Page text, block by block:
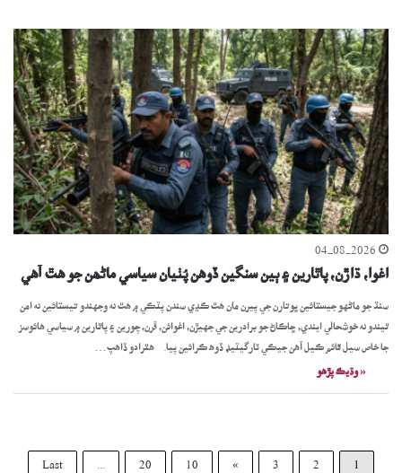
04-08-2026
اغوا، ڌاڙن، پاٿارين ۽ ٻين سنگين ڏوھن پُٺيان سياسي ماڻھن جو ھٿ آھي
سنڌ جو ماڻهو جيستائين ڀوتارن جي پيرن مان هٿ ڪڍي سندن پٽڪي ۾ هٿ نه وجهندو تيستائين نه امن
ٿيندو نه خوشحالي ايندي، ڇاڪاڻ جو برادرين جي جهيڙن، اغوائن، ڦرن، چورين ۽ پاٿارين ۾ سياسي هائوسز
جا خاص سيل قائم ڪيل آهن جيڪي ٽارگيٽيڊ ڏوھ ڪرائين پيا. ھٿرادو ڏاھپ…
« وڌيڪ پڙھو
1
2
3
»
10
20
...
Last